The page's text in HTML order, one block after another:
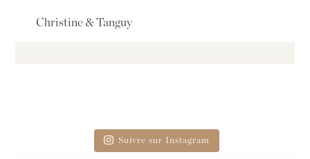
Christine & Tanguy
Suivre sur Instagram